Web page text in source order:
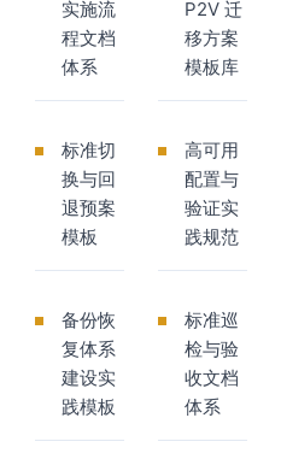
实施流
程文档
体系
P2V 迁
移方案
模板库
标准切
换与回
退预案
模板
高可用
配置与
验证实
践规范
备份恢
复体系
建设实
践模板
标准巡
检与验
收文档
体系